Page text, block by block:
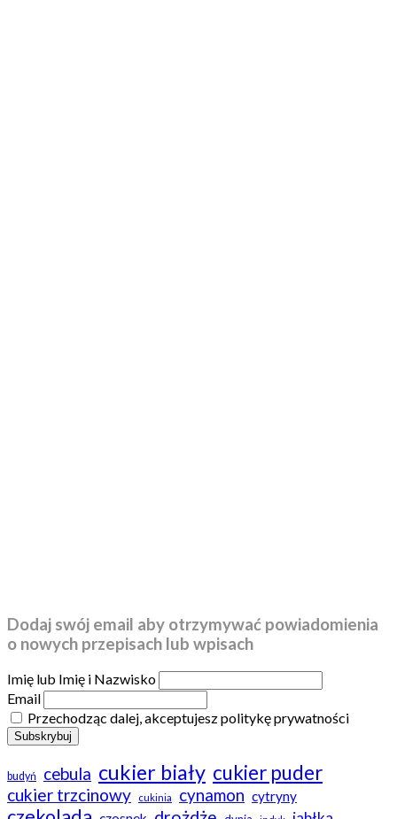
Dodaj swój email aby otrzymywać powiadomienia
o nowych przepisach lub wpisach
Imię lub Imię i Nazwisko
Email
Przechodząc dalej, akceptujesz politykę prywatności
budyń cebula cukier biały cukier puder
cukier trzcinowy cukinia cynamon cytryny